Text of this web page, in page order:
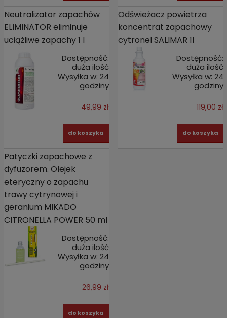
Neutralizator zapachów
ELIMINATOR eliminuje
uciążliwe zapachy 1 l
Dostępność:
duża ilość
Wysyłka w: 24
godziny
49,99 zł
do koszyka
Odświeżacz powietrza
koncentrat zapachowy
cytronel SALIMAR 1l
Dostępność:
duża ilość
Wysyłka w: 24
godziny
119,00 zł
do koszyka
Patyczki zapachowe z
dyfuzorem. Olejek
eteryczny o zapachu
trawy cytrynowej i
geranium MIKADO
CITRONELLA POWER 50 ml
Dostępność:
duża ilość
Wysyłka w: 24
godziny
26,99 zł
do koszyka